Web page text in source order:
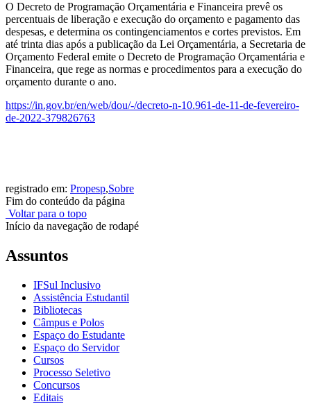
O Decreto de Programação Orçamentária e Financeira prevê os
percentuais de liberação e execução do orçamento e pagamento das
despesas, e determina os contingenciamentos e cortes previstos. Em
até trinta dias após a publicação da Lei Orçamentária, a Secretaria de
Orçamento Federal emite o Decreto de Programação Orçamentária e
Financeira, que rege as normas e procedimentos para a execução do
orçamento durante o ano.
https://in.gov.br/en/web/dou/-/decreto-n-10.961-de-11-de-fevereiro-
de-2022-379826763
registrado em: Propesp,Sobre
Fim do conteúdo da página
Voltar para o topo
Início da navegação de rodapé
Assuntos
IFSul Inclusivo
Assistência Estudantil
Bibliotecas
Câmpus e Polos
Espaço do Estudante
Espaço do Servidor
Cursos
Processo Seletivo
Concursos
Editais